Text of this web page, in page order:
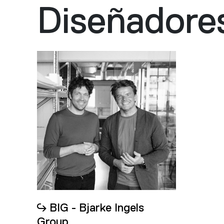
BIG - Bjarke Ingels
Group